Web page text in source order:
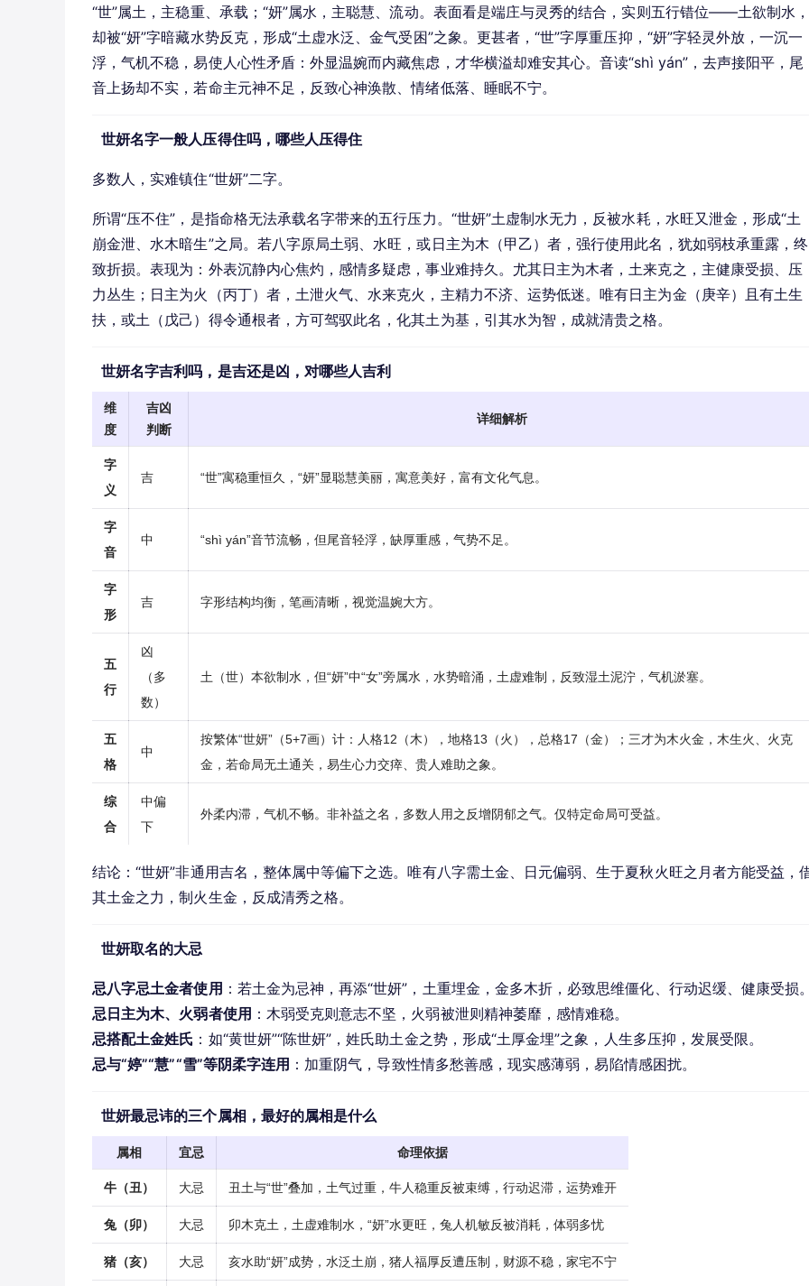
“世”属土，主稳重、承载；“妍”属水，主聪慧、流动。表面看是端庄与灵秀的结合，实则五行错位——土欲制水
却被“妍”字暗藏水势反克，形成“土虚水泛、金气受困”之象。更甚者，“世”字厚重压抑，“妍”字轻灵外放，一沉一
浮，气机不稳，易使人心性矛盾：外显温婉而内藏焦虑，才华横溢却难安其心。音读“shì yán”，去声接阳平，尾
音上扬却不实，若命主元神不足，反致心神涣散、情绪低落、睡眠不宁。
世妍名字一般人压得住吗，哪些人压得住
多数人，实难镇住“世妍”二字。
所谓“压不住”，是指命格无法承载名字带来的五行压力。“世妍”土虚制水无力，反被水耗，水旺又泄金，形成“土
崩金泄、水木暗生”之局。若八字原局土弱、水旺，或日主为木（甲乙）者，强行使用此名，犹如弱枝承重露，终
致折损。表现为：外表沉静内心焦灼，感情多疑虑，事业难持久。尤其日主为木者，土来克之，主健康受损、压
力丛生；日主为火（丙丁）者，土泄火气、水来克火，主精力不济、运势低迷。唯有日主为金（庚辛）且有土生
扶，或土（戊己）得令通根者，方可驾驭此名，化其土为基，引其水为智，成就清贵之格。
世妍名字吉利吗，是吉还是凶，对哪些人吉利
维
度
吉凶
判断
详细解析
字
义
吉 “世”寓稳重恒久，“妍”显聪慧美丽，寓意美好，富有文化气息。
字
音
中 “shì yán”音节流畅，但尾音轻浮，缺厚重感，气势不足。
字
形
吉 字形结构均衡，笔画清晰，视觉温婉大方。
五
行
凶
（多
数）
土（世）本欲制水，但“妍”中“女”旁属水，水势暗涌，土虚难制，反致湿土泥泞，气机淤塞。
五
格
中
按繁体“世妍”（5+7画）计：人格12（木），地格13（火），总格17（金）；三才为木火金，木生火、火克
金，若命局无土通关，易生心力交瘁、贵人难助之象。
综
合
中偏
下
外柔内滞，气机不畅。非补益之名，多数人用之反增阴郁之气。仅特定命局可受益。
结论：“世妍”非通用吉名，整体属中等偏下之选。唯有八字需土金、日元偏弱、生于夏秋火旺之月者方能受益，
其土金之力，制火生金，反成清秀之格。
世妍取名的大忌
忌八字忌土金者使用 ：若土金为忌神，再添“世妍”，土重埋金，金多木折，必致思维僵化、行动迟缓、健康受损
忌日主为木、火弱者使用 ：木弱受克则意志不坚，火弱被泄则精神萎靡，感情难稳。
忌搭配土金姓氏 ：如“黄世妍”“陈世妍”，姓氏助土金之势，形成“土厚金埋”之象，人生多压抑，发展受限。
忌与“婷”“慧”“雪”等阴柔字连用 ：加重阴气，导致性情多愁善感，现实感薄弱，易陷情感困扰。
世妍最忌讳的三个属相，最好的属相是什么
属相 宜忌 命理依据
牛（丑） 大忌 丑土与“世”叠加，土气过重，牛人稳重反被束缚，行动迟滞，运势难开
兔（卯） 大忌 卯木克土，土虚难制水，“妍”水更旺，兔人机敏反被消耗，体弱多忧
猪（亥） 大忌 亥水助“妍”成势，水泛土崩，猪人福厚反遭压制，财源不稳，家宅不宁